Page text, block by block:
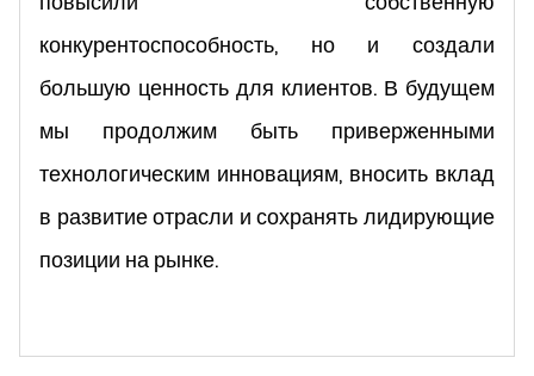
конкурентоспособность, но и создали
большую ценность для клиентов. В будущем
мы продолжим быть приверженными
технологическим инновациям, вносить вклад
в развитие отрасли и сохранять лидирующие
позиции на рынке.